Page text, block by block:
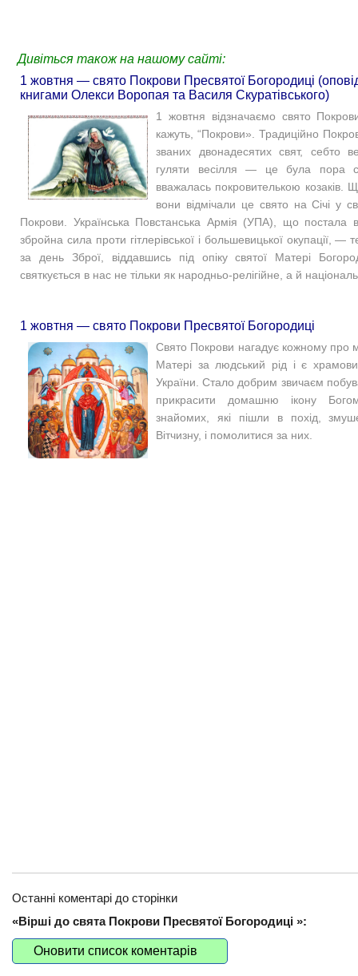
Дивіться також на нашому сайті:
1 жовтня — свято Покрови Пресвятої Богородиці
книгами Олекси Воропая та Василя Скуратівського)
1 жовтня відзначаємо свято
кажуть, “Покрови». Традиційно
званих двонадесятих свят, себто
гуляти весілля — це була пора
вважалась покровителькою козаків.
вони відмічали це свято на Січі у
Покрови. Українська Повстанська Армія (УПА), що постала в
збройна сила проти гітлерівської і большевицької окупації,
за день Зброї, віддавшись під опіку святої Матері
святкується в нас не тільки як народньо-релігійне, а й
1 жовтня — свято Покрови Пресвятої Богородиці
Свято Покрови нагадує кожному про
Матері за людський рід і є
України. Стало добрим звичаєм
прикрасити домашню ікону
знайомих, які пішли в похід,
Вітчизну, і помолитися за них.
Останні коментарі до сторінки
«Вірші до свята Покрови Пресвятої Богородиці »:
Оновити список коментарів